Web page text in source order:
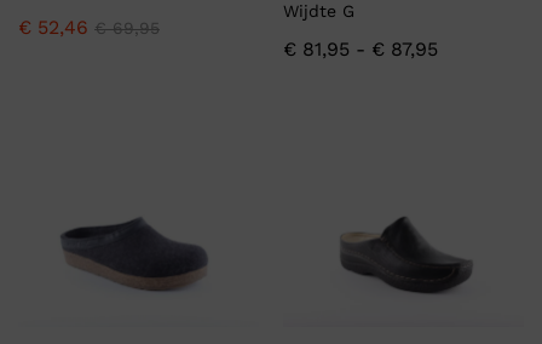
€ 52,46 €69,95
Wijdte G
€ 81,95 - € 87,95